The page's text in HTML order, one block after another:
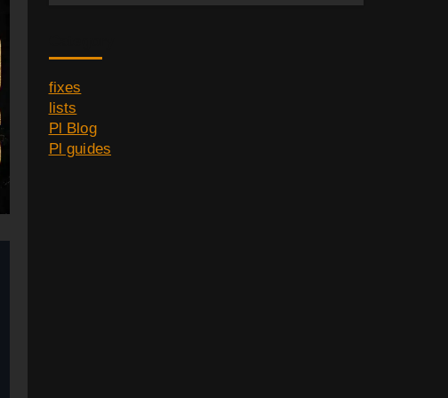
fixes
lists
Pl Blog
Pl guides